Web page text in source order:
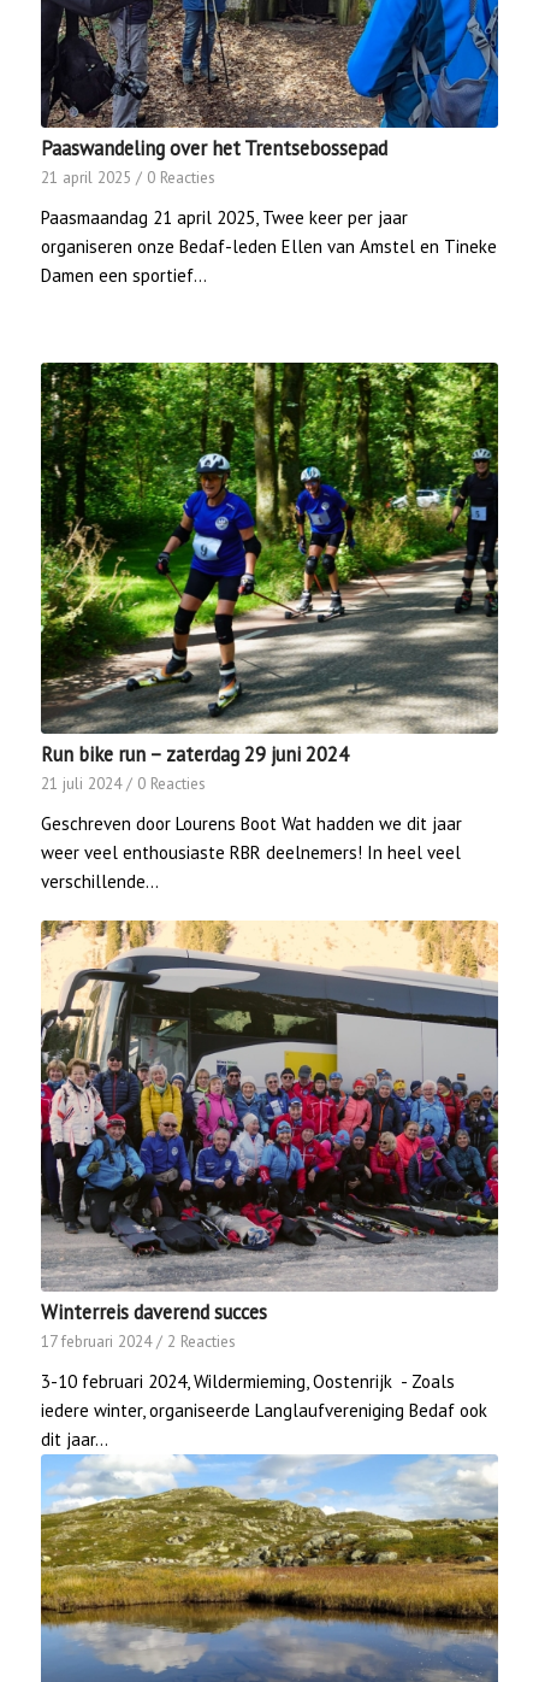
Paaswandeling over het Trentsebossepad
21 april 2025 / 0 Reacties
Paasmaandag 21 april 2025, Twee keer per jaar
organiseren onze Bedaf-leden Ellen van Amstel en Tineke
Damen een sportief…
Run bike run – zaterdag 29 juni 2024
21 juli 2024 / 0 Reacties
Geschreven door Lourens Boot Wat hadden we dit jaar
weer veel enthousiaste RBR deelnemers! In heel veel
verschillende…
Winterreis daverend succes
17 februari 2024 / 2 Reacties
3-10 februari 2024, Wildermieming, Oostenrijk - Zoals
iedere winter, organiseerde Langlaufvereniging Bedaf ook
dit jaar…